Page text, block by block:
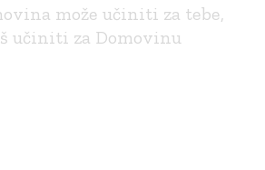
može učiniti za tebe,
učiniti za Domovinu